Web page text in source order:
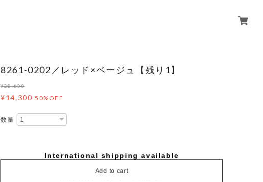
8261-0202／レッド×ベージュ【残り1】
¥28,600
¥14,300 50%OFF
数量
International shipping available
Add to cart